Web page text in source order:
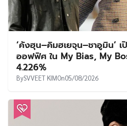
‘คังฮุน–คิมฮเยจุน–ชาอูมิน’
ออฟฟิศ ใน My Bias, My
4.226%
BySVVEET KIMOn05/08/2026